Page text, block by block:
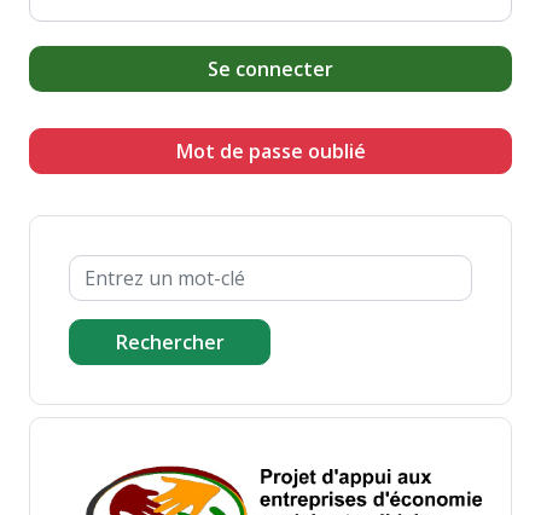
Se connecter
Mot de passe oublié
Rechercher